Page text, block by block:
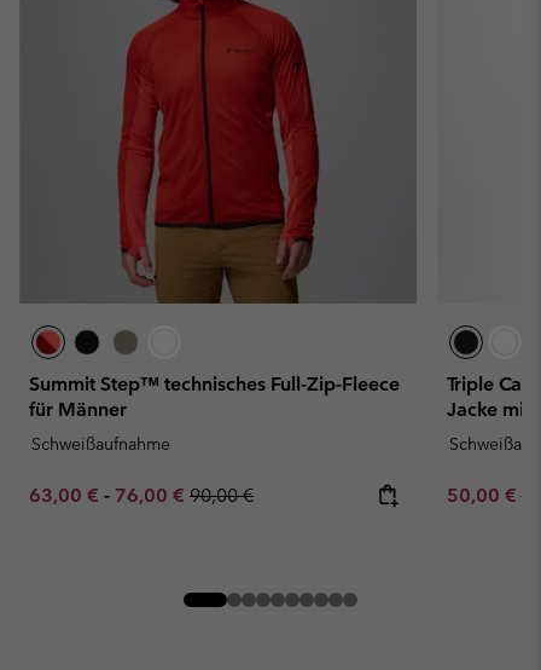
Summit Step™ technisches Full-Zip-Fleece
für Männer
Schweißaufnahme
Minimum sale price:
63,00 € - Maximum sale price:
76,00 € Regular price:
90,00 €
Triple
Jacke mit
Sale price:
50,00 €